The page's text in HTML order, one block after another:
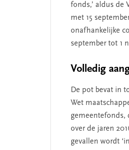
fonds,’ aldus de
met 15
onafhankelijke
september tot 1
Volledig
De pot bevat in
Wet
gemeentefonds,
over de jaren
gevallen wordt